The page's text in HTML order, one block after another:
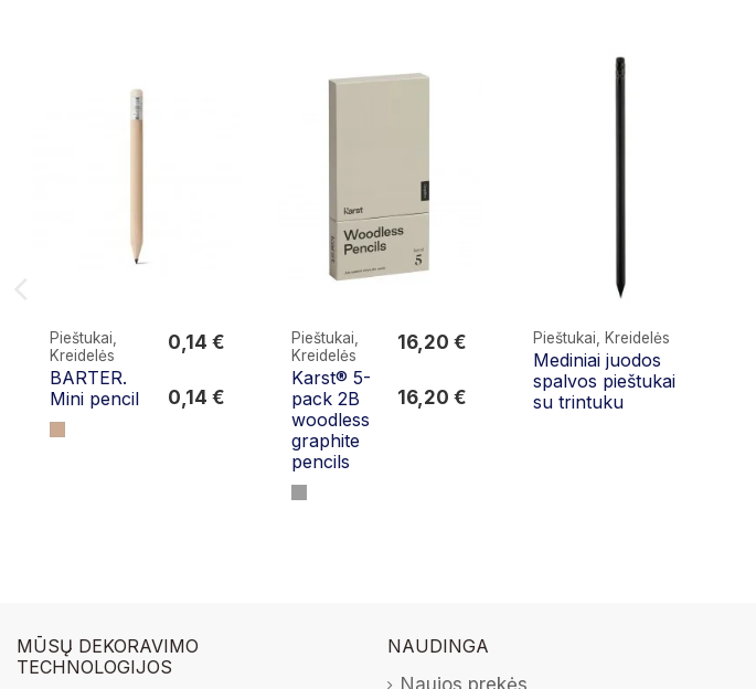
Pieštukai,
Kreidelės
BARTER.
Mini pencil
0,14 €
0,14 €
Pieštukai,
Kreidelės
Karst® 5-
pack 2B
woodless
graphite
pencils
16,20 €
16,20 €
Pieštukai, Kreidelės
Mediniai juodos
spalvos pieštukai
su trintuku
MŪSŲ DEKORAVIMO
TECHNOLOGIJOS
NAUDINGA
Naujos prekės